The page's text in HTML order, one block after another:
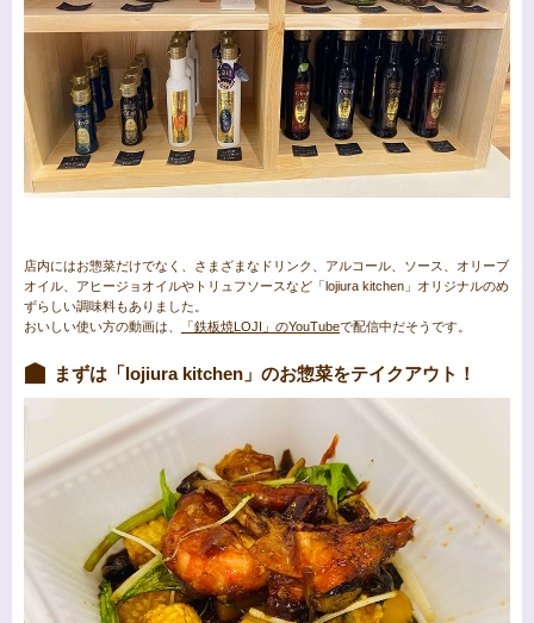
店内にはお惣菜だけでなく、さまざまなドリンク、アルコール、ソース、オリーブ
オイル、アヒージョオイルやトリュフソースなど「lojiura kitchen」オリジナルのめ
ずらしい調味料もありました。
おいしい使い方の動画は、
「鉄板焼LOJI」のYouTubeで配信中だそうです。
まずは「lojiura kitchen」のお惣菜をテイクアウト！